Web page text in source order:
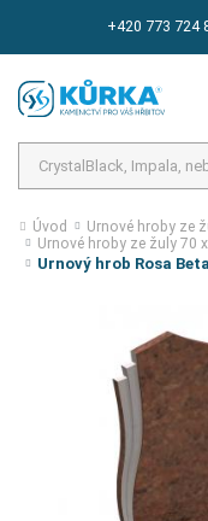
+420 773 724
Úvod
Urnové hroby ze
Urnové hroby ze žuly 70
Urnový hrob Rosa